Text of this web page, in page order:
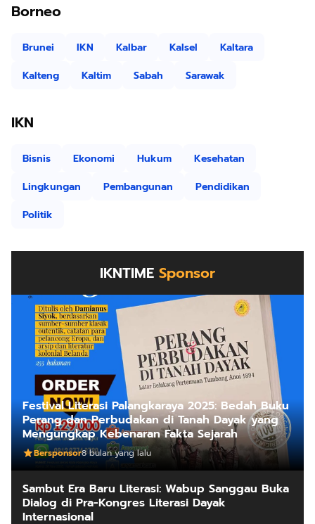
Borneo
Brunei IKN Kalbar Kalsel
Kaltara
Kalteng
Kaltim Sabah Sarawak
IKN
Bisnis Ekonomi Hukum
Kesehatan
Lingkungan
Pembangunan
Pendidikan
Politik
IKNTIME Sponsor
Festival Literasi Palangkaraya 2025: Bedah Buku
Perang dan Perbudakan di Tanah Dayak yang
Mengungkap Kebenaran Fakta Sejarah
Bersponsor8 bulan yang lalu
Sambut Era Baru Literasi: Wabup Sanggau Buka
Dialog di Pra-Kongres Literasi Dayak
Internasional